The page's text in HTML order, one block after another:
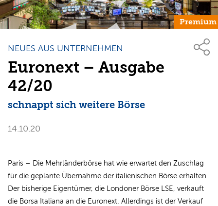
Premium
NEUES AUS UNTERNEHMEN
Euronext – Ausgabe
42/20
schnappt sich weitere Börse
14.10.20
Paris – Die Mehrländerbörse hat wie erwartet den Zuschlag
für die geplante Übernahme der italienischen Börse erhalten.
Der bisherige Eigentümer, die Londoner Börse LSE, verkauft
die Borsa Italiana an die Euronext. Allerdings ist der Verkauf